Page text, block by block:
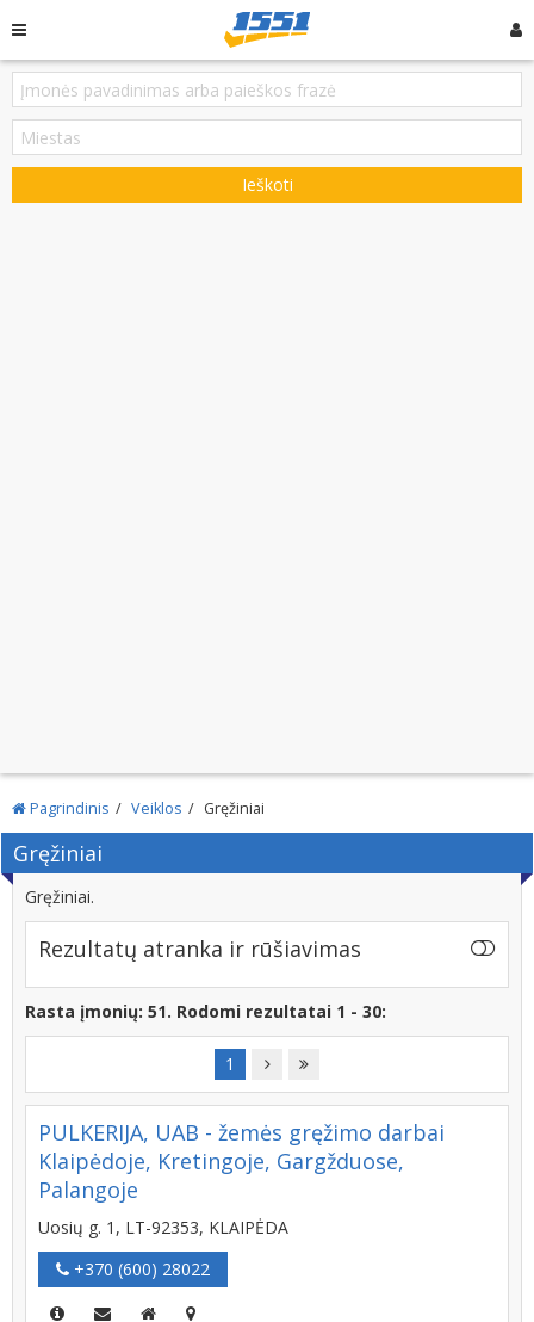
Ieškoti
Pagrindinis Veiklos Gręžiniai
Gręžiniai
Gręžiniai.
Rezultatų atranka ir rūšiavimas
Rasta įmonių: 51. Rodomi rezultatai 1 - 30:
1
PULKERIJA, UAB - žemės gręžimo darbai
Klaipėdoje, Kretingoje, Gargžduose,
Palangoje
Uosių g. 1, LT-92353, KLAIPĖDA
+370 (600) 28022